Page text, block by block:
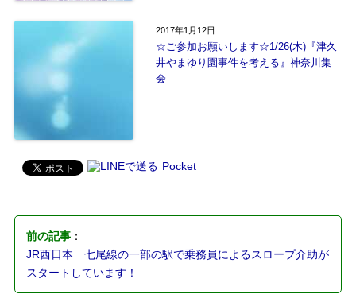
2017年1月12日
☆ご参加お願いします☆1/26(木)『津久
井やまゆり園事件を考える』神奈川集
会
Pocket
前の記事：
JR西日本 七尾線の一部の駅で乗務員によるスロープ介助が
スタートしています！